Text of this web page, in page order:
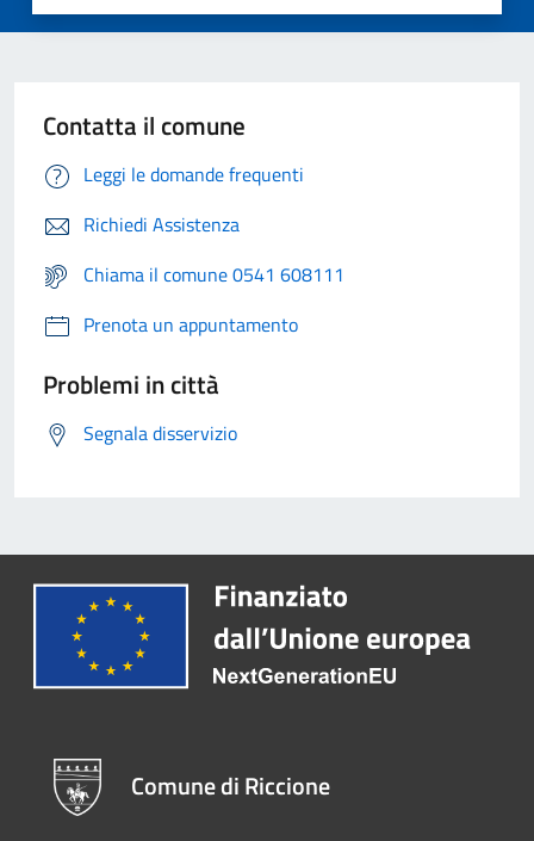
Contatta il comune
Leggi le domande frequenti
Richiedi Assistenza
Chiama il comune 0541 608111
Prenota un appuntamento
Problemi in città
Segnala disservizio
Comune di Riccione